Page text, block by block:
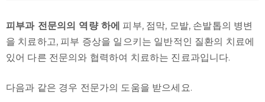
피부과 전문의의 역량 하에 피부, 점막, 모발, 손발톱의 병변
을 치료하고, 피부 증상을 일으키는 일반적인 질환의 치료에
있어 다른 전문의와 협력하여 치료하는 진료과입니다.
다음과 같은 경우 전문가의 도움을 받으세요.